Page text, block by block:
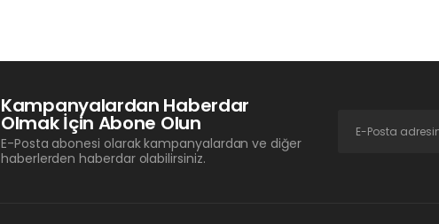
Kampanyalardan Haberdar
Olmak İçin Abone Olun
E-Posta abonesi olarak kampanyalardan ve diğer
haberlerden haberdar olabilirsiniz.